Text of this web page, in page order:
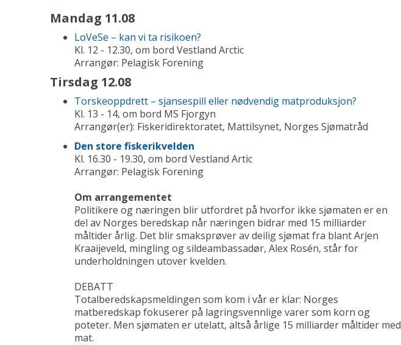
Mandag 11.08
LoVeSe – kan vi ta risikoen?
Kl. 12 - 12.30, om bord Vestland Arctic
Arrangør: Pelagisk Forening
Tirsdag 12.08
Torskeoppdrett – sjansespill eller nødvendig matproduksjon?
Kl. 13 - 14, om bord MS Fjorgyn
Arrangør(er): Fiskeridirektoratet, Mattilsynet, Norges Sjømatråd
Den store fiskerikvelden
Kl. 16.30 - 19.30, om bord Vestland Artic
Arrangør: Pelagisk Forening
Om arrangementet
Politikere og næringen blir utfordret på hvorfor ikke sjømaten er en
del av Norges beredskap når næringen bidrar med 15 milliarder
måltider årlig. Det blir smaksprøver av deilig sjømat fra blant Arjen
Kraaijeveld, mingling og sildeambassadør, Alex Rosén, står for
underholdningen utover kvelden.
DEBATT
Totalberedskapsmeldingen som kom i vår er klar: Norges
matberedskap fokuserer på lagringsvennlige varer som korn og
poteter. Men sjømaten er utelatt, altså årlige 15 milliarder måltider med
mat.